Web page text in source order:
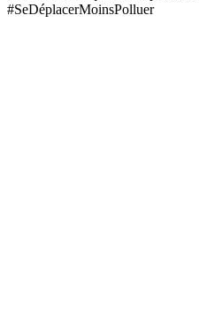
#SeDéplacerMoinsPolluer